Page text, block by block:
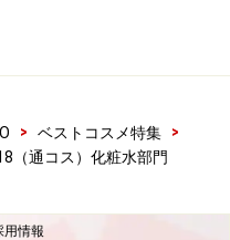
したところ、3万件以上
の人本来の美しさを引き
2700円（税抜）／
> ベストコスメ特集
>
（通コス）化粧水部門
用情報